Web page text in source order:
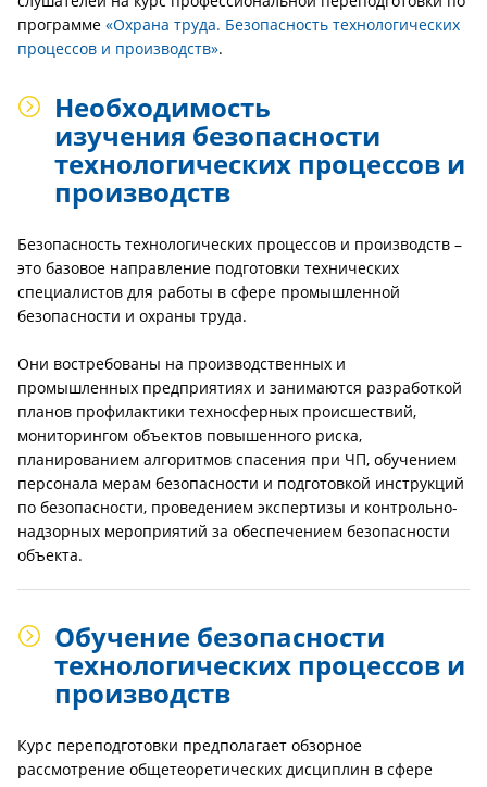
программе «Охрана труда. Безопасность технологических
процессов и производств».
Необходимость
изучения безопасности
технологических процессов и
производств
Безопасность технологических процессов и производств –
это базовое направление подготовки технических
специалистов для работы в сфере промышленной
безопасности и охраны труда.
Они востребованы на производственных и
промышленных предприятиях и занимаются разработкой
планов профилактики техносферных происшествий,
мониторингом объектов повышенного риска,
планированием алгоритмов спасения при ЧП, обучением
персонала мерам безопасности и подготовкой инструкций
по безопасности, проведением экспертизы и контрольно-
надзорных мероприятий за обеспечением безопасности
объекта.
Обучение безопасности
технологических процессов и
производств
Курс переподготовки предполагает обзорное
рассмотрение общетеоретических дисциплин в сфере